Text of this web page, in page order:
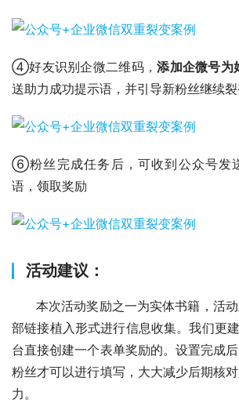
④好友识别企微二维码，添加企微号为
送助力成功提示语，并引导新粉丝继续
⑥粉丝完成任务后，可收到公众号发
语，领取奖励
活动建议：
本次活动奖励之一为实体书籍，活动
部链接植入形式进行信息收集。我们更
台直接创建一个表单奖励的。设置完成
粉丝才可以进行填写，大大减少后期核
力。